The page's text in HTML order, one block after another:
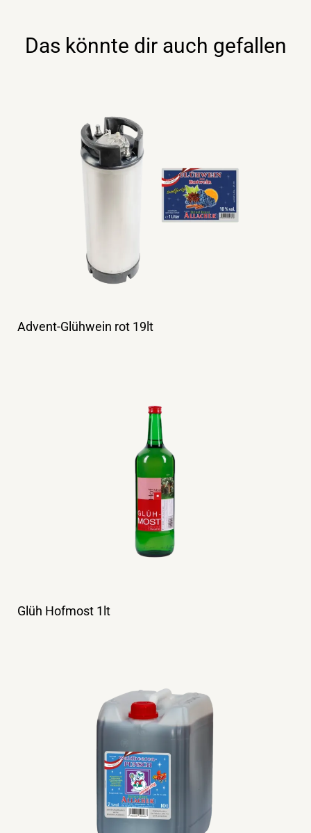
Das könnte dir auch gefallen
Advent-Glühwein rot 19lt
Glüh Hofmost 1lt